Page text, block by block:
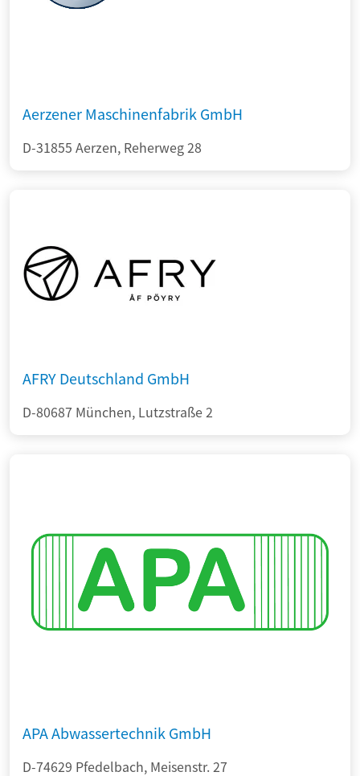
Aerzener Maschinenfabrik GmbH
D-31855 Aerzen, Reherweg 28
AFRY Deutschland GmbH
D-80687 München, Lutzstraße 2
APA Abwassertechnik GmbH
D-74629 Pfedelbach, Meisenstr. 27